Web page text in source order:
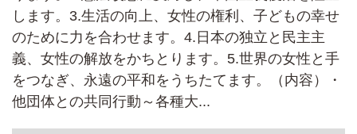
します。3.生活の向上、女性の権利、子どもの幸せ
のために力を合わせます。4.日本の独立と民主主
義、女性の解放をかちとります。5.世界の女性と手
をつなぎ、永遠の平和をうちたてます。（内容）・
他団体との共同行動～各種大...